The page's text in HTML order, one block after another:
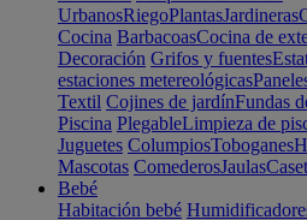
UrbanosRiegoPlantasJardineras
Cocina BarbacoasCocina de
Decoración Grifos y fuentes
estaciones metereológicas
Textil Cojines de jardínFundas
Piscina PlegableLimpieza de
Juguetes ColumpiosToboganes
Mascotas ComederosJaulas
Bebé
Habitación bebé